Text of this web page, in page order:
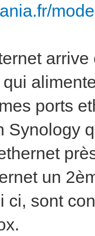
ports
Synology
un
ci, sont